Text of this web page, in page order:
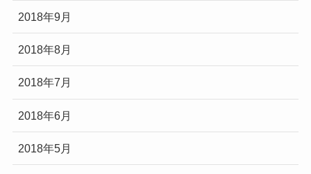
2018年9月
2018年8月
2018年7月
2018年6月
2018年5月